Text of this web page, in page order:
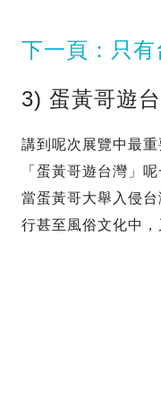
下一頁：只有
3) 蛋黃哥遊
講到呢次展覽中最
「蛋黃哥遊台灣」呢
當蛋黃哥大舉入侵台
行甚至風俗文化中